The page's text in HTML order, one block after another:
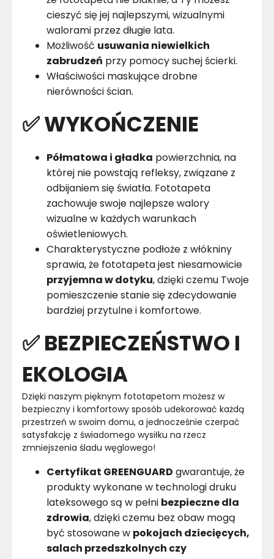
cieszyć się jej najlepszymi, wizualnymi
walorami przez długie lata.
Możliwość usuwania niewielkich
zabrudzeń przy pomocy suchej ścierki.
Właściwości maskujące drobne
nierówności ścian.
✅ WYKOŃCZENIE
Półmatowa i gładka powierzchnia, na
której nie powstają refleksy, związane z
odbijaniem się światła. Fototapeta
zachowuje swoje najlepsze walory
wizualne w każdych warunkach
oświetleniowych.
Charakterystyczne podłoże z włókniny
sprawia, że fototapeta jest niesamowicie
przyjemna w dotyku, dzięki czemu Twoje
pomieszczenie stanie się zdecydowanie
bardziej przytulne i komfortowe.
✅ BEZPIECZEŃSTWO I
EKOLOGIA
Dzięki naszym pięknym fototapetom możesz w
bezpieczny i komfortowy sposób udekorować każdą
przestrzeń w swoim domu, a jednocześnie czerpać
satysfakcję z świadomego wysiłku na rzecz
zmniejszenia śladu węglowego!
Certyfikat GREENGUARD gwarantuje, że
produkty wykonane w technologi druku
lateksowego są w pełni bezpieczne dla
zdrowia, dzięki czemu bez obaw mogą
być stosowane w pokojach dziecięcych,
salach przedszkolnych czy